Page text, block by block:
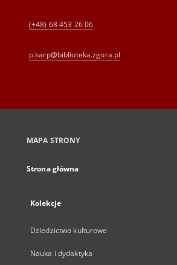
(+48) 68 453 26 06
p.karp@biblioteka.zgora.pl
MAPA STRONY
Strona główna
Kolekcje
Dziedzictwo kulturowe
Nauka i dydaktyka